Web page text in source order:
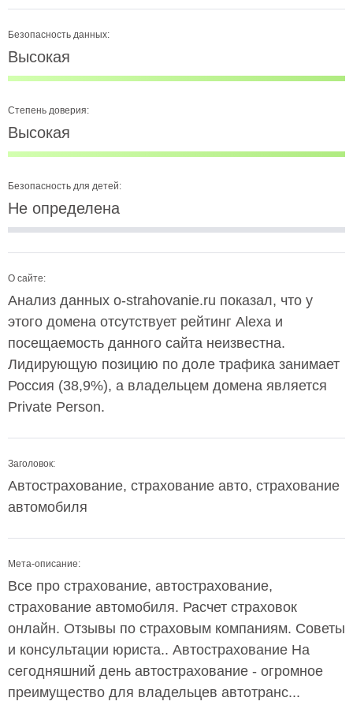
Безопасность данных:
Высокая
Степень доверия:
Высокая
Безопасность для детей:
Не определена
О сайте:
Анализ данных o-strahovanie.ru показал, что у
этого домена отсутствует рейтинг Alexa и
посещаемость данного сайта неизвестна.
Лидирующую позицию по доле трафика занимает
Россия (38,9%), а владельцем домена является
Private Person.
Заголовок:
Автострахование, страхование авто, страхование
автомобиля
Мета-описание:
Все про страхование, автострахование,
страхование автомобиля. Расчет страховок
онлайн. Отзывы по страховым компаниям. Советы
и консультации юриста.. Автострахование На
сегодняшний день автострахование - огромное
преимущество для владельцев автотранс...